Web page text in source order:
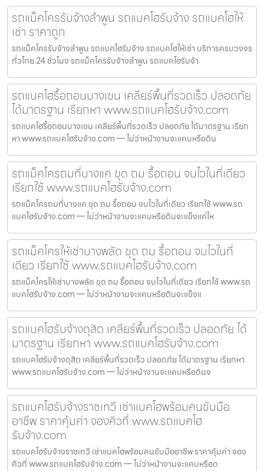
รถแม็คโครรับจ้างลำพูน รถแบคโฮรับจ้าง รถแบคโฮให้
เช่า ราคาถูก
รถแม็คโครรับจ้างลำพูน รถแบคโฮรับจ้าง รถแบคโฮให้เช่า บริการครบวงจร
ทั่วไทย 24 ชั่วโมง รถแม็คโครรับจ้างลำพูน รถแบคโฮรับจ้า
รถแบคโฮรื้อถอนบางเขน เคลียร์พื้นที่รวดเร็ว ปลอดภัย
ได้มาตรฐาน เรียกหา www.รถแบคโฮรับจ้าง.com
รถแบคโฮรื้อถอนบางเขน เคลียร์พื้นที่รวดเร็ว ปลอดภัย ได้มาตรฐาน เรียก
หา www.รถแบคโฮรับจ้าง.com — ไม่ว่าหน้างานจะแคบหรือดิน
รถแม็คโครถมที่บางแค ขุด ถม รื้อถอน จบไวในที่เดียว
เรียกใช้ www.รถแบคโฮรับจ้าง.com
รถแม็คโครถมที่บางแค ขุด ถม รื้อถอน จบไวในที่เดียว เรียกใช้ www.รถ
แบคโฮรับจ้าง.com — ไม่ว่าหน้างานจะแคบหรือดินจะแข็งแค่ไห
รถแม็คโครให้เช่าบางพลัด ขุด ถม รื้อถอน จบไวในที่
เดียว เรียกใช้ www.รถแบคโฮรับจ้าง.com
รถแม็คโครให้เช่าบางพลัด ขุด ถม รื้อถอน จบไวในที่เดียว เรียกใช้ www.รถ
แบคโฮรับจ้าง.com — ไม่ว่าหน้างานจะแคบหรือดินจะแข็งแ
รถแบคโฮรับจ้างดุสิต เคลียร์พื้นที่รวดเร็ว ปลอดภัย ได้
มาตรฐาน เรียกหา www.รถแบคโฮรับจ้าง.com
รถแบคโฮรับจ้างดุสิต เคลียร์พื้นที่รวดเร็ว ปลอดภัย ได้มาตรฐาน เรียกหา
www.รถแบคโฮรับจ้าง.com — ไม่ว่าหน้างานจะแคบหรือดินจ
รถแบคโฮรับจ้างราชเทวี เช่าแบคโฮพร้อมคนขับมือ
อาชีพ ราคาคุ้มค่า จองคิวที่ www.รถแบคโฮ
รับจ้าง.com
รถแบคโฮรับจ้างราชเทวี เช่าแบคโฮพร้อมคนขับมืออาชีพ ราคาคุ้มค่า จอง
คิวที่ www.รถแบคโฮรับจ้าง.com — ไม่ว่าหน้างานจะแคบหรือด